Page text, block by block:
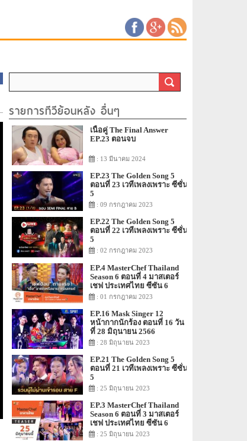
รายการทีวีย้อนหลัง อื่นๆ
เนื้อคู่ The Final Answer
EP.23 ตอนจบ
: 13 มีนาคม 2024
EP.23 The Golden Song 5
ตอนที่ 23 เวทีเพลงเพราะ ซีซั่น
5
: 09 กรกฎาคม 2023
EP.22 The Golden Song 5
ตอนที่ 22 เวทีเพลงเพราะ ซีซั่น
5
: 02 กรกฎาคม 2023
EP.4 MasterChef Thailand
Season 6 ตอนที่ 4 มาสเตอร์
เชฟ ประเทศไทย ซีซัน 6
: 01 กรกฎาคม 2023
EP.16 Mask Singer 12
หน้ากากนักร้อง ตอนที่ 16 วัน
ที่ 28 มิถุนายน 2566
: 28 มิถุนายน 2023
EP.21 The Golden Song 5
ตอนที่ 21 เวทีเพลงเพราะ ซีซั่น
5
: 25 มิถุนายน 2023
EP.3 MasterChef Thailand
Season 6 ตอนที่ 3 มาสเตอร์
เชฟ ประเทศไทย ซีซัน 6
: 25 มิถุนายน 2023